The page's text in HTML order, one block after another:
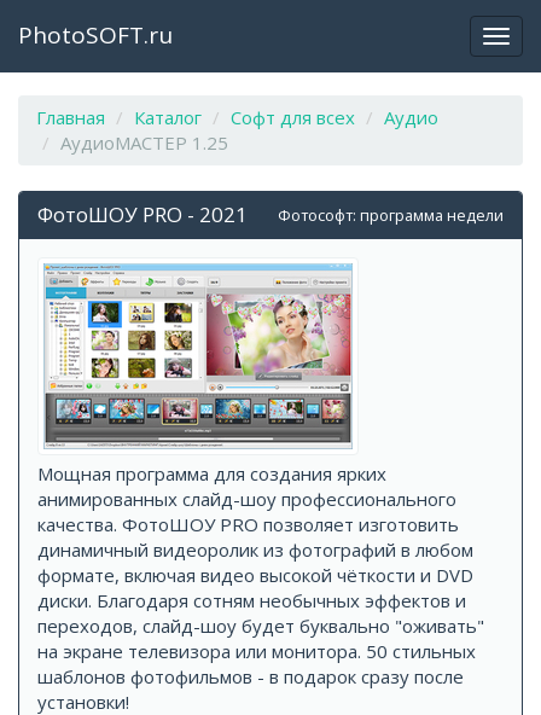
PhotoSOFT.ru
Главная Каталог Софт для всех
Аудио
АудиоМАСТЕР 1.25
Фотософт: программа недели
ФотоШОУ PRO - 2021
Мощная программа для создания ярких
анимированных слайд-шоу профессионального
качества. ФотоШОУ PRO позволяет изготовить
динамичный видеоролик из фотографий в любом
формате, включая видео высокой чёткости и DVD
диски. Благодаря сотням необычных эффектов и
переходов, слайд-шоу будет буквально "оживать"
на экране телевизора или монитора. 50 стильных
шаблонов фотофильмов - в подарок сразу после
установки!